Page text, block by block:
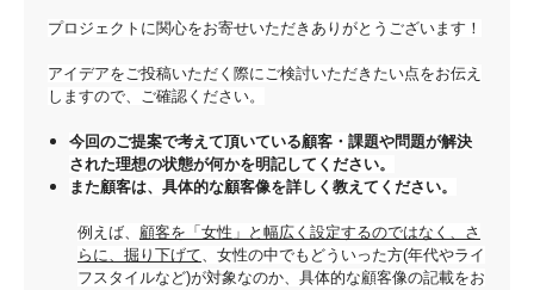
プロジェクトに関心をお寄せいただきありがとうございます！
アイデアをご投稿いただく際にご検討いただきたい点をお伝え
しますので、ご確認ください。
今回のご提案で考えて頂いている顧客・ 課題や問題が解決
された理想の状態が何かを明記してください。
また顧客は、具体的な顧客像を詳しく教えてください。
例えば、 顧客を「女性」と幅広く設定するのではなく、さ
らに、 掘り下げて、女性の中でもどういった方(年代やライ
フスタイルなど)が対象なのか、 具体的な顧客像の記載をお